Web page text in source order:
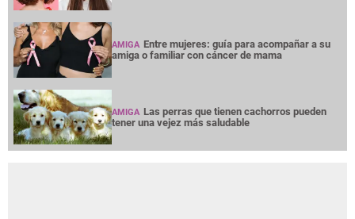
AMIGA Entre mujeres: guía para acompañar a su
amiga o familiar con cáncer de mama
AMIGA Las perras que tienen cachorros pueden
tener una vejez más saludable